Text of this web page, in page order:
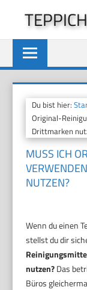
springen
Du bist hier:
Original-
Drittmarken
MUSS ICH
NUTZEN?
Wenn du einen
stellst du dir
nutzen?Das
Büros